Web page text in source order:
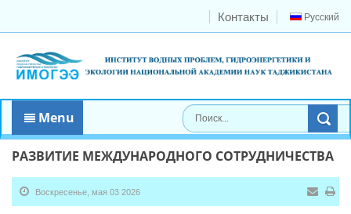
Русский
Контакты
Menu
РАЗВИТИЕ МЕЖДУНАРОДНОГО СОТРУДНИЧЕСТВА
Воскресенье, мая 03 2026